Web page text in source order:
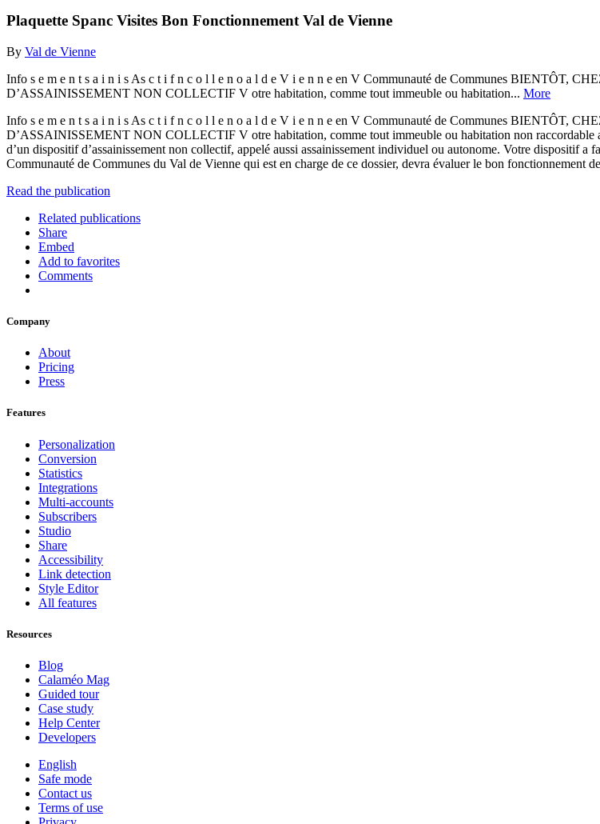
Plaquette Spanc Visites Bon Fonctionnement Val de Vienne
By Val de Vienne
Info s e m e n t s a i n i s As c t i f n c o l l e n o a l d e V i e n n e en V Communauté de Communes
D’ASSAINISSEMENT NON COLLECTIF V otre habitation, comme tout immeuble ou habitation... More
Info s e m e n t s a i n i s As c t i f n c o l l e n o a l d e V i e n n e en V Communauté de Communes
D’ASSAINISSEMENT NON COLLECTIF V otre habitation, comme tout immeuble ou habitation non raccordable
d’un dispositif d’assainissement non collectif, appelé aussi assainissement individuel ou autonome. Votre dispositif
Communauté de Communes du Val de Vienne qui est en charge de ce dossier, devra évaluer le bon fonctionnement
Read the publication
Related publications
Share
Embed
Add to favorites
Comments
Company
About
Pricing
Press
Features
Personalization
Conversion
Statistics
Integrations
Multi-accounts
Subscribers
Studio
Share
Accessibility
Link detection
Style Editor
All features
Resources
Blog
Calaméo Mag
Guided tour
Case study
Help Center
Developers
English
Safe mode
Contact us
Terms of use